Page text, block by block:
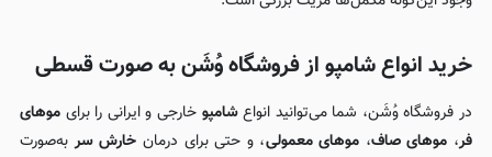
خرید انواع شامپو از فروشگاه وُشَن به صورت قسطی
در فروشگاه وُشَن، شما می‌توانید انواعشامپو خارجی و ایرانی را برایموهای
فر، موهای صاف، موهای معمولی، و حتی برای درمان خارش سربه‌صورت